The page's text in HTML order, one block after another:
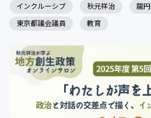
インクルーシブ 秋元祥治 龍
東京都議会議員
教育